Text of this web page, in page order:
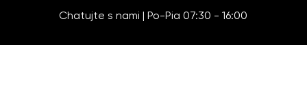
Chatujte s nami | Po-Pia 07:30 - 16:00